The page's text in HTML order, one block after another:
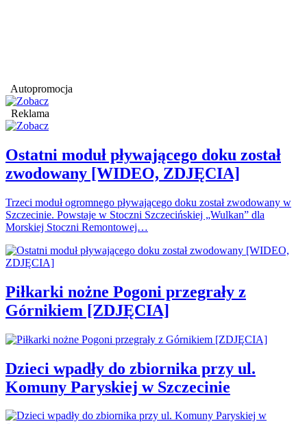
Autopromocja
Reklama
Ostatni moduł pływającego doku został
zwodowany [WIDEO, ZDJĘCIA]
Trzeci moduł ogromnego pływającego doku został zwodowany w
Szczecinie. Powstaje w Stoczni Szczecińskiej „Wulkan” dla
Morskiej Stoczni Remontowej…
Piłkarki nożne Pogoni przegrały z
Górnikiem [ZDJĘCIA]
Dzieci wpadły do zbiornika przy ul.
Komuny Paryskiej w Szczecinie